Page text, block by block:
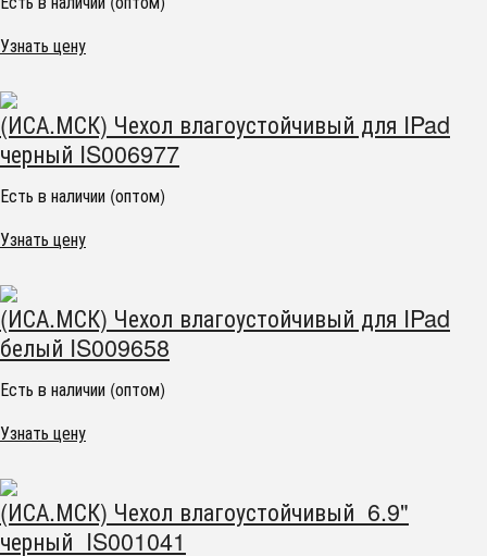
Узнать цену
(ИСА.МСК) Чехол влагоустойчивый для IPad
черный IS006977
Есть в наличии (оптом)
Узнать цену
(ИСА.МСК) Чехол влагоустойчивый для IPad
белый IS009658
Есть в наличии (оптом)
Узнать цену
(ИСА.МСК) Чехол влагоустойчивый 6.9"
черный IS001041